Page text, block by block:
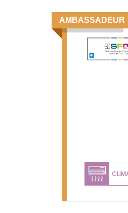
AMBASSADEUR
Previous